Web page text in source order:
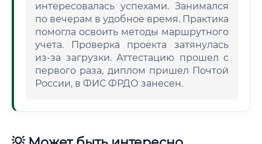
интересовалась успехами. Занимался
по вечерам в удобное время. Практика
помогла освоить методы маршрутного
учета. Проверка проекта затянулась
из-за загрузки. Аттестацию прошел с
первого раза, диплом пришел Почтой
России, в ФИС ФРДО занесен.